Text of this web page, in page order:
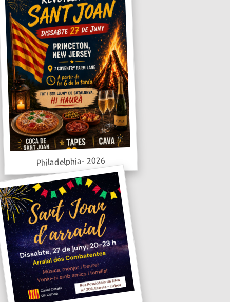
Philadelphia- 2026